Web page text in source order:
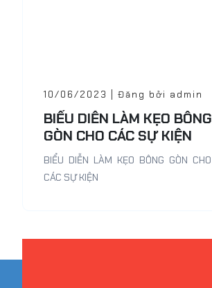
10/06/2023 | Đăng bởi admin
BIỂU DIỄN LÀM KẸO BÔNG
GÒN CHO CÁC SỰ KIỆN
BIỂU DIỄN LÀM KẸO BÔNG GÒN CHO
CÁC SỰ KIỆN